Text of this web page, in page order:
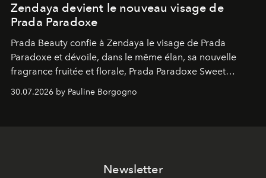
Zendaya devient le nouveau visage de
Prada Paradoxe
Prada Beauty confie à Zendaya le visage de Prada
Paradoxe et dévoile, dans le même élan, sa nouvelle
fragrance fruitée et florale, Prada Paradoxe Sweet
Chemistry Eau de Parfum.
30.07.2026 by Pauline Borgogno
Newsletter